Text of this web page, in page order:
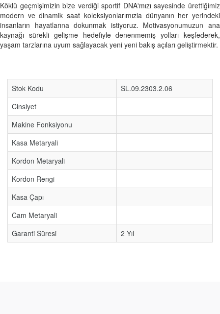
Köklü geçmişimizin bize verdiği sportif DNA'mızı sayesinde ürettiğimiz
modern ve dinamik saat koleksiyonlarımızla dünyanın her yerindeki
insanların hayatlarına dokunmak istiyoruz. Motivasyonumuzun ana
kaynağı sürekli gelişme hedefiyle denenmemiş yolları keşfederek,
yaşam tarzlarına uyum sağlayacak yeni yeni bakış açıları geliştirmektir.
Stok Kodu
SL.09.2303.2.06
Cinsiyet
Makine Fonksiyonu
Kasa Metaryali
Kordon Metaryali
Kordon Rengi
Kasa Çapı
Cam Metaryali
Garanti Süresi
2 Yıl